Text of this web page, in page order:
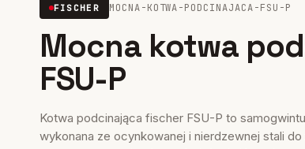
FISCHER MOCNA-KOTWA-PODCINAJACA-FSU-P
Mocna kotwa
FSU-P
Kotwa podcinająca fischer FSU-P to
wykonana ze ocynkowanej i nierdzewnej stali